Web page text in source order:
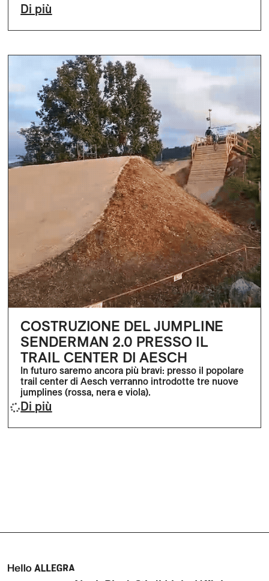
Di più
COSTRUZIONE DEL JUMPLINE
SENDERMAN 2.0 PRESSO IL
TRAIL CENTER DI AESCH
In futuro saremo ancora più bravi: presso il popolare
trail center di Aesch verranno introdotte tre nuove
jumplines (rossa, nera e viola).
Di più